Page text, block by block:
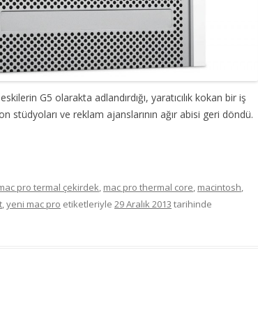
G5 olarakta adlandırdığı, yaratıcılık kokan bir iş
ve reklam ajanslarının ağır abisi geri döndü.
pro termal çekirdek, mac pro thermal core, macintosh,
,yeni mac pro etiketleriyle 29 Aralık 2013 tarihinde